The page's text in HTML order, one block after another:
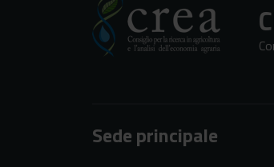
Sede principale